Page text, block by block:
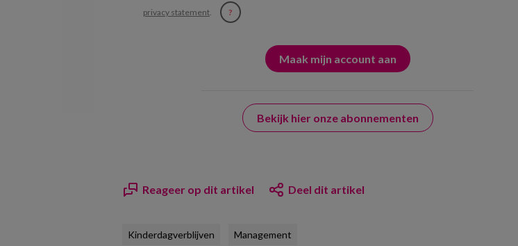
privacy statement. ?
Bekijk hier onze abonnementen
Reageer op dit artikel Deel dit artikel
Kinderdagverblijven Management